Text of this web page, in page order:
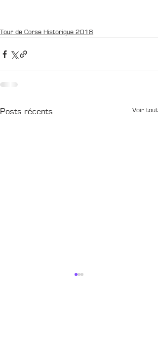
Tour de Corse Historique 2018
Posts récents Voir tout